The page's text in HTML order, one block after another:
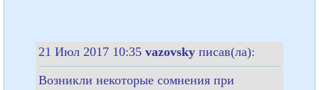
21 Июл 2017 10:35 vazovsky писав(ла):
Возникли некоторые сомнения при